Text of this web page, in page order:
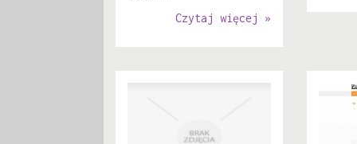
Czytaj więcej »